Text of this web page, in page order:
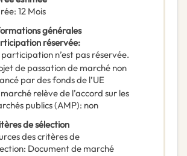
: 12 Mois
générales
réservée:
n’est pas réservée.
de passation de marché non
par des fonds de l’UE
relève de l’accord sur les
publics (AMP): non
de sélection
des critères de
: Document de marché